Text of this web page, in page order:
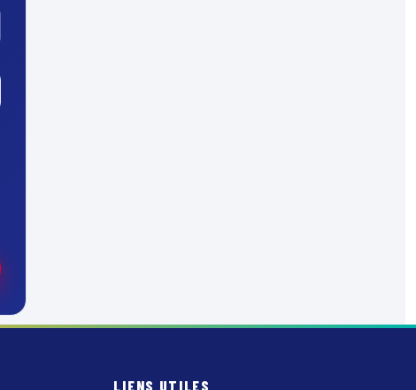
LIENS UTILES